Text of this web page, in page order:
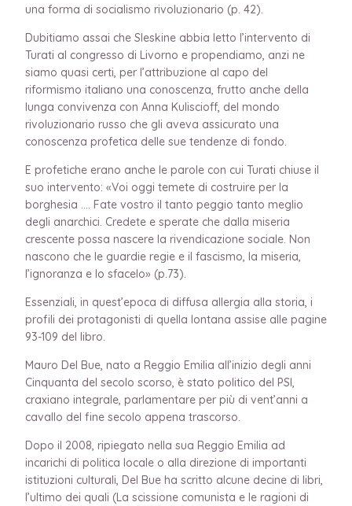
una forma di socialismo rivoluzionario (p. 42).
Dubitiamo assai che Sleskine abbia letto l’intervento di
Turati al congresso di Livorno e propendiamo, anzi ne
siamo quasi certi, per l’attribuzione al capo del
riformismo italiano una conoscenza, frutto anche della
lunga convivenza con Anna Kuliscioff, del mondo
rivoluzionario russo che gli aveva assicurato una
conoscenza profetica delle sue tendenze di fondo.
E profetiche erano anche le parole con cui Turati chiuse il
suo intervento: «Voi oggi temete di costruire per la
borghesia …. Fate vostro il tanto peggio tanto meglio
degli anarchici. Credete e sperate che dalla miseria
crescente possa nascere la rivendicazione sociale. Non
nascono che le guardie regie e il fascismo, la miseria,
l’ignoranza e lo sfacelo» (p.73).
Essenziali, in quest’epoca di diffusa allergia alla storia, i
profili dei protagonisti di quella lontana assise alle pagine
93-109 del libro.
Mauro Del Bue, nato a Reggio Emilia all’inizio degli anni
Cinquanta del secolo scorso, è stato politico del PSI,
craxiano integrale, parlamentare per più di vent’anni a
cavallo del fine secolo appena trascorso.
Dopo il 2008, ripiegato nella sua Reggio Emilia ad
incarichi di politica locale o alla direzione di importanti
istituzioni culturali, Del Bue ha scritto alcune decine di libri,
l’ultimo dei quali (La scissione comunista e le ragioni di